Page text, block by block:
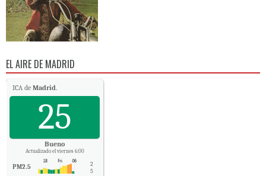
EL AIRE DE MADRID
ICA de Madrid.
25
Bueno
Actualizado el viernes 6:00
PM2.5
2
5